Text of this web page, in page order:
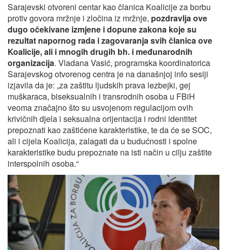
Sarajevski otvoreni centar kao članica Koalicije za borbu
protiv govora mržnje i zločina iz mržnje, pozdravlja ove
dugo očekivane izmjene i dopune zakona koje su
rezultat napornog rada i zagovaranja svih članica ove
Koalicije, ali i mnogih drugih bh. i međunarodnih
organizacija. Vladana Vasić, programska koordinatorica
Sarajevskog otvorenog centra je na današnjoj info sesiji
izjavila da je: „za zaštitu ljudskih prava lezbejki, gej
muškaraca, biseksualnih i transrodnih osoba u FBiH
veoma značajno što su usvojenom regulacijom ovih
krivičnih djela i seksualna orijentacija i rodni identitet
prepoznati kao zaštićene karakteristike, te da će se SOC,
ali i cijela Koalicija, zalagati da u budućnosti i spolne
karakteristike budu prepoznate na isti način u cilju zaštite
interspolnih osoba.“